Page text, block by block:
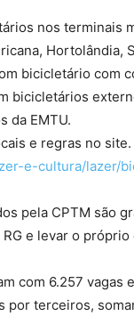
nos terminais
Hortolândia,
bicicletário com
bicicletários
da EMTU.
e regras no site.
e-cultura/lazer/
pela CPTM são
e levar o
com 6.257
terceiros,